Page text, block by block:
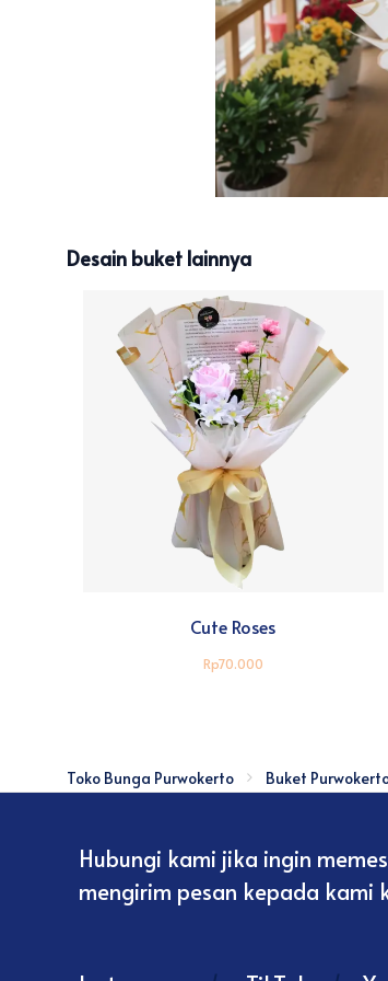
Desain buket lainnya
Cute Roses
Rp70.000
Toko Bunga Purwokerto Buket
Hubungi kami jika ingin
mengirim pesan kepada kami